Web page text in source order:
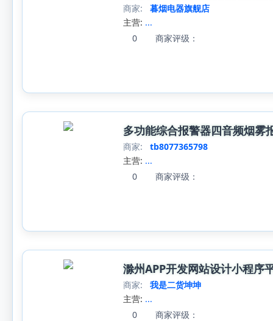
商家:
暮烟电器旗舰店
主营: ...
0
商家评级：
多功能综合报警器四音频烟雾
商家:
tb8077365798
主营: ...
0
商家评级：
滁州APP开发网站设计小程序
商家:
我是二货坤坤
主营: ...
0
商家评级：